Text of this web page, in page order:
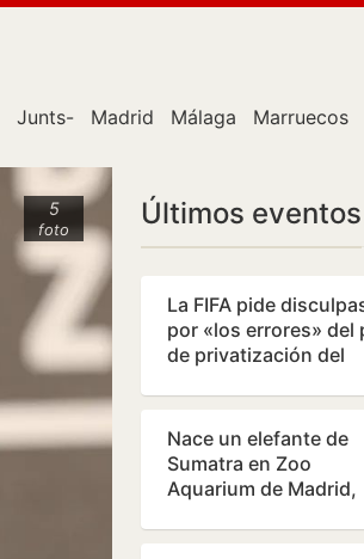
Junts- Madrid Málaga Marruecos
5
foto Últimos eventos
La FIFA pide
por «los errores» del
de privatización del
Nace un elefante de
Sumatra en Zoo
Aquarium de Madrid,
de extinción